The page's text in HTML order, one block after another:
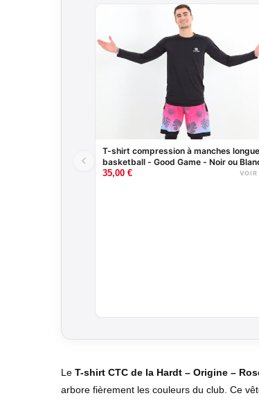
T-shirt compression à manches
basketball - Good Game - Noir ou
35,00 €
Le T-shirt CTC de la Hardt – Origine –
arbore fièrement les couleurs du club. Ce